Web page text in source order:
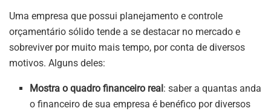
Uma empresa que possui planejamento e controle
orçamentário sólido tende a se destacar no mercado e
sobreviver por muito mais tempo, por conta de diversos
motivos. Alguns deles:
Mostra o quadro financeiro real : saber a quantas anda
o financeiro de sua empresa é benéfico por diversos